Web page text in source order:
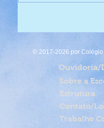
© 2017-2026 por Colégio
Ouvidoria/
Sobre a
Estrutura
Contato/
Trabalhe